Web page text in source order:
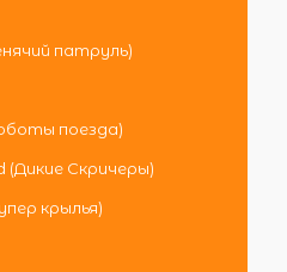
патруль)
поезда)
(Дикие Скричеры)
крылья)